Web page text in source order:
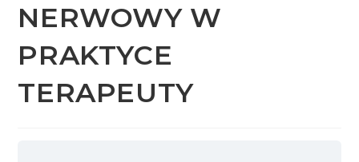
NERWOWY W
PRAKTYCE
TERAPEUTY